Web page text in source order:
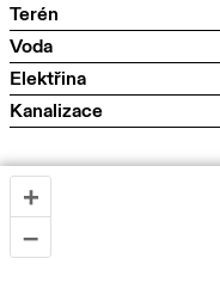
Terén
Voda
Elektřina
Kanalizace
+
–